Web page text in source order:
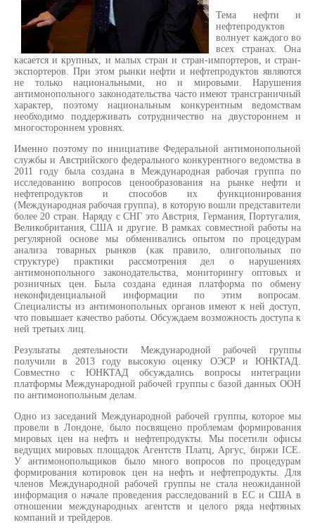
Тема нефти и
нефтепродуктов
волнует каждого во
всех странах. Она
касается и крупных, и малых стран и стран-импортеров, и стран-
экспортеров. При этом рынки нефти и нефтепродуктов являются
не только национальными, но и мировыми. Нарушения
антимонопольного законодательства часто имеют трансграничный
характер, поэтому национальным конкурентным ведомствам
необходимо поддерживать сотрудничество на двустороннем и
многостороннем уровнях.
Именно поэтому по инициативе Федеральной антимонопольной
службы и Австрийского федерального конкурентного ведомства в
2011 году была создана в Международная рабочая группа по
исследованию вопросов ценообразования на рынке нефти и
нефтепродуктов и способов их функционирования
(Международная рабочая группа), в которую вошли представители
более 20 стран. Наряду с СНГ это Австрия, Германия, Португалия,
Великобритания, США и другие. В рамках совместной работы на
регулярной основе мы обменивались опытом по процедурам
анализа товарных рынков (как правило, олигопольных по
структуре) практики рассмотрения дел о нарушениях
антимонопольного законодательства, мониторингу оптовых и
розничных цен. Была создана единая платформа по обмену
неконфиденциальной информации по этим вопросам.
Специалисты из антимонопольных органов имеют к ней доступ,
что повышает качество работы. Обсуждаем возможность доступа к
ней третьих лиц.
Результаты деятельности Международной рабочей группы
получили в 2013 году высокую оценку ОЭСР и ЮНКТАД.
Совместно с ЮНКТАД обсуждались вопросы интеграции
платформы Международной рабочей группы с базой данных ООН
по антимонопольным делам.
Одно из заседаний Международной рабочей группы, которое мы
провели в Лондоне, было посвящено проблемам формирования
мировых цен на нефть и нефтепродукты. Мы посетили офисы
ведущих мировых площадок Агентств Платц, Аргус, биржи ICE.
У антимонопольщиков было много вопросов по процедурам
формирования котировок цен на нефть и нефтепродукты. Для
членов Международной рабочей группы не стала неожиданной
информация о начале проведения расследований в ЕС и США в
отношении международных агентств и целого ряда нефтяных
компаний и трейдеров.